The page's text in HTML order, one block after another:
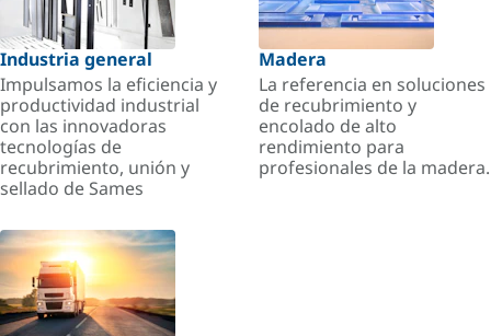
Industria general
Impulsamos la eficiencia y
productividad industrial
con las innovadoras
tecnologías de
recubrimiento, unión y
sellado de Sames
Madera
La referencia en soluciones
de recubrimiento y
encolado de alto
rendimiento para
profesionales de la madera.